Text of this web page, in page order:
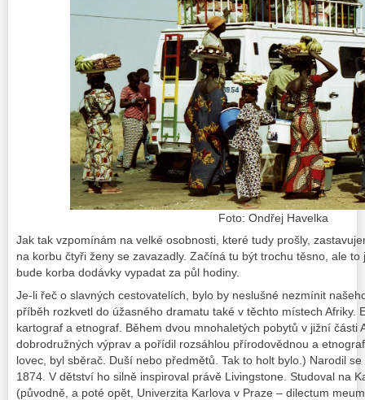
Foto: Ondřej Havelka
Jak tak vzpomínám na velké osobnosti, které tudy prošly,
na korbu čtyři ženy se zavazadly. Začíná tu být trochu těsno, ale
bude korba dodávky vypadat za půl hodiny.
Je-li řeč o slavných cestovatelích, bylo by neslušné nezmínit
příběh rozkvetl do úžasného dramatu také v těchto místech Afriky.
kartograf a etnograf. Během dvou mnohaletých pobytů v jižní části
dobrodružných výprav a pořídil rozsáhlou přírodovědnou a
lovec, byl sběrač. Duší nebo předmětů. Tak to holt bylo.) Narodil
1874. V dětství ho silně inspiroval právě Livingstone. Studoval na
(původně, a poté opět, Univerzita Karlova v Praze – dilectum